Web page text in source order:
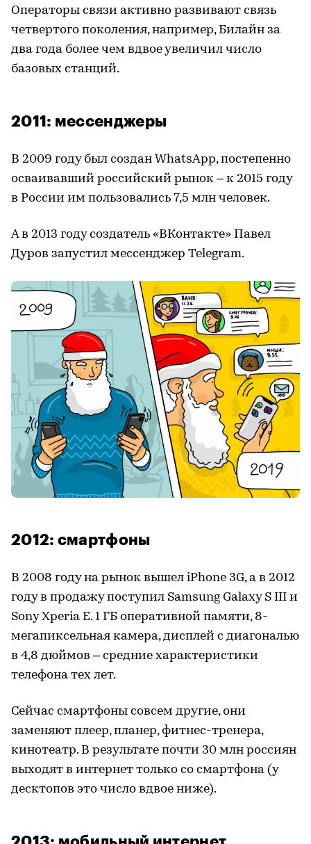
Операторы связи активно развивают связь
четвертого поколения, например, Билайн за
два года более чем вдвое увеличил число
базовых станций.
2011: мессенджеры
В 2009 году был создан WhatsApp, постепенно
осваивавший российский рынок – к 2015 году
в России им пользовались 7,5 млн человек.
А в 2013 году создатель «ВКонтакте» Павел
Дуров запустил мессенджер Telegram.
2012: смартфоны
В 2008 году на рынок вышел iPhone 3G, а в 2012
году в продажу поступил Samsung Galaxy S III и
Sony Xperia E. 1 ГБ оперативной памяти, 8-
мегапиксельная камера, дисплей с диагональю
в 4,8 дюймов – средние характеристики
телефона тех лет.
Сейчас смартфоны совсем другие, они
заменяют плеер, планер, фитнес-тренера,
кинотеатр. В результате почти 30 млн россиян
выходят в интернет только со смартфона (у
десктопов это число вдвое ниже).